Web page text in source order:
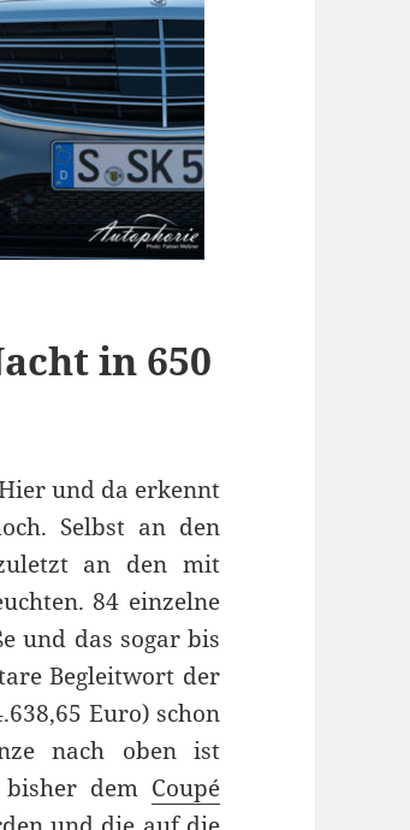
in 650
und da erkennt
Selbst an den
an den mit
84 einzelne
und das sogar bis
Begleitwort der
Euro) schon
nach oben ist
dem Coupé